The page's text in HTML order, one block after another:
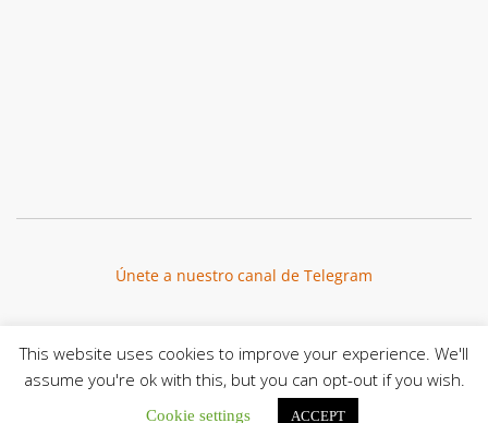
Únete a nuestro canal de Telegram
Buscar: Botón de
This website uses cookies to improve your experience. We'll
assume you're ok with this, but you can opt-out if you wish.
Cookie settings ACCEPT